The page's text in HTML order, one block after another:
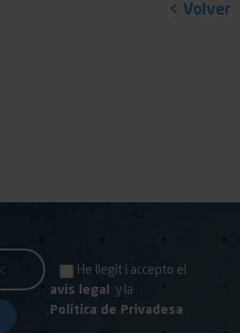
< Volver
He llegit i accepto el
avis legal
y la
Política de Privadesa